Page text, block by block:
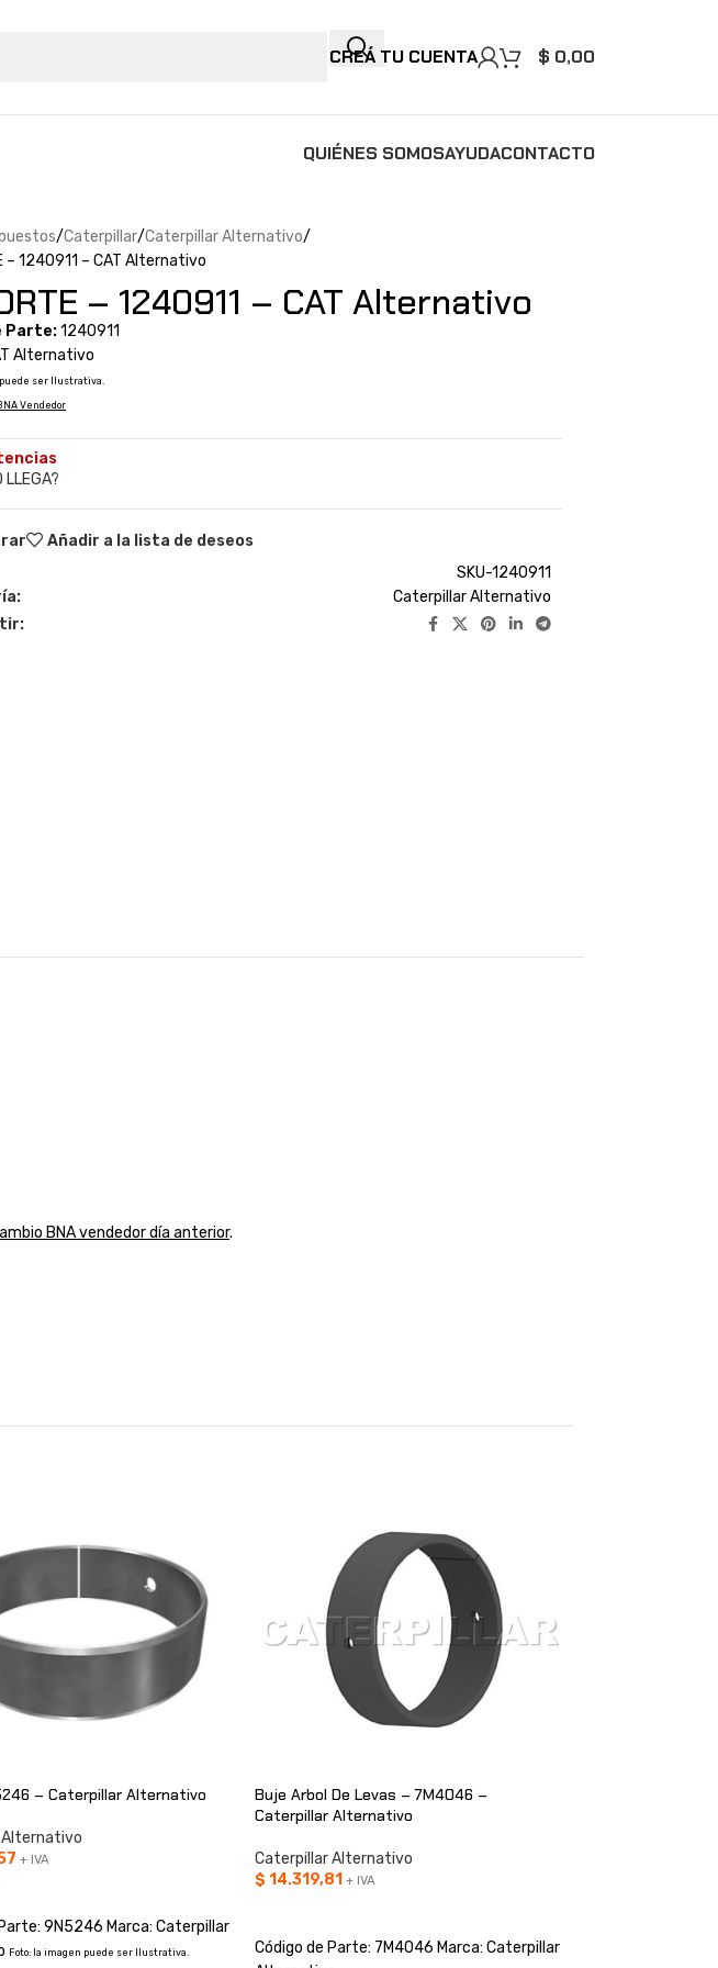
CREÁ TU CUENTA $ 0,00
QUIÉNES SOMOSAYUDACONTACTO
Caterpillar Caterpillar Alternativo
– 1240911 – CAT Alternativo
– 1240911 – CAT Alternativo
Parte:1240911
Alternativo
puede ser Ilustrativa.
Vendedor
LLEGA?
Añadir a la lista de deseos
SKU-1240911
Caterpillar Alternativo
BNA vendedor día anterior.
– Caterpillar Alternativo
+ IVA
9N5246 Marca: Caterpillar
Foto: la imagen puede ser Ilustrativa.
Buje Arbol De Levas – 7M4046 –
Caterpillar Alternativo
Caterpillar Alternativo
$ 14.319,81 + IVA
Código de Parte: 7M4046 Marca: Caterpillar